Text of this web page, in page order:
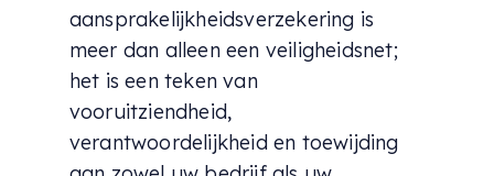
aansprakelijkheidsverzekering is
meer dan alleen een veiligheidsnet;
het is een teken van
vooruitziendheid,
verantwoordelijkheid en toewijding